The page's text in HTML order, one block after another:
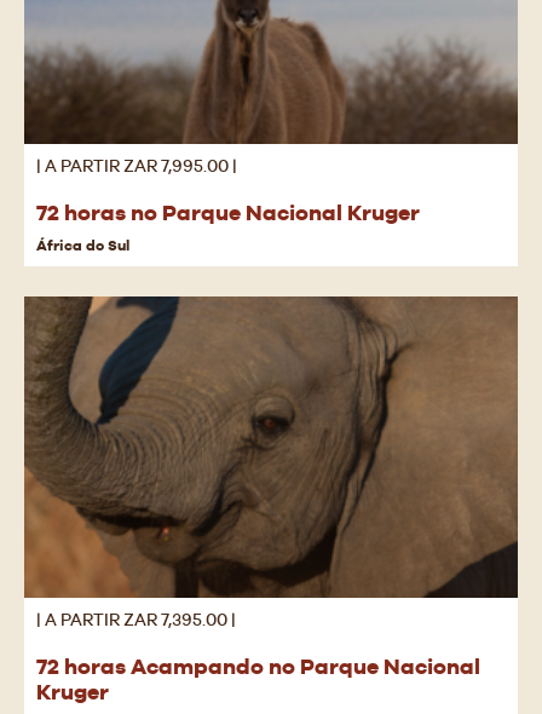
| A PARTIR ZAR 7,995.00 |
72 horas no Parque Nacional Kruger
África do Sul
| A PARTIR ZAR 7,395.00 |
72 horas Acampando no Parque Nacional
Kruger